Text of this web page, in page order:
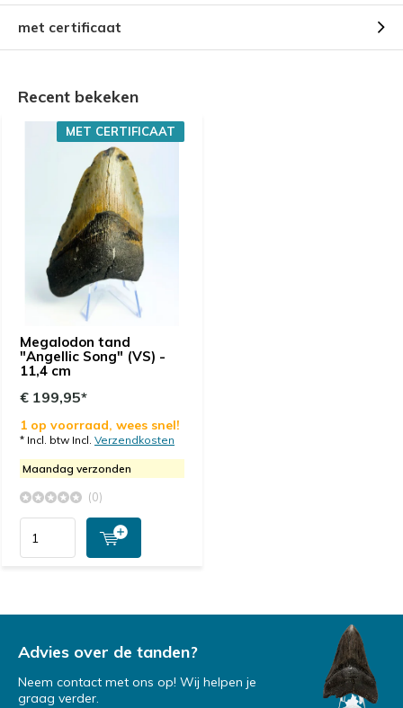
met certificaat
Recent bekeken
Megalodon tand
"Angellic Song" (VS) -
11,4 cm
MET CERTIFICAAT
€ 199,95*
1 op voorraad, wees snel!
* Incl. btw Incl. Verzendkosten
Maandag verzonden
(0)
Advies over de tanden?
Neem contact met ons op! Wij helpen je
graag verder.